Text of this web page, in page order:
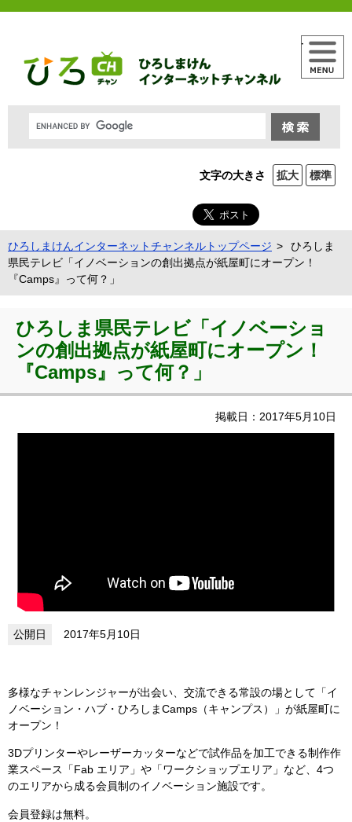
文字の大きさ 拡大 標準
メニュー
ひろしまけんインターネットチャンネルトップページ
ひろしま
県民テレビ「イノベーションの創出拠点が紙屋町にオープン！
『Camps』って何？」
ひろしま県民テレビ「イノベーショ
ンの創出拠点が紙屋町にオープン！
『Camps』って何？」
掲載日：2017年5月10日
2017年5月10日
多様なチャンレンジャーが出会い、交流できる常設の場として「イ
ノベーション・ハブ・ひろしまCamps（キャンプス）」が紙屋町に
オープン！
3Dプリンターやレーザーカッターなどで試作品を加工できる制作作
業スペース「Fab エリア」や「ワークショップエリア」など、4つ
のエリアから成る会員制のイノベーション施設です。
会員登録は無料。